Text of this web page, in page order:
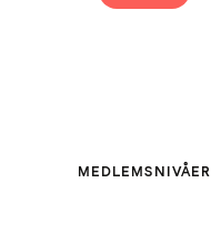
MEDLEMSNIVÅER